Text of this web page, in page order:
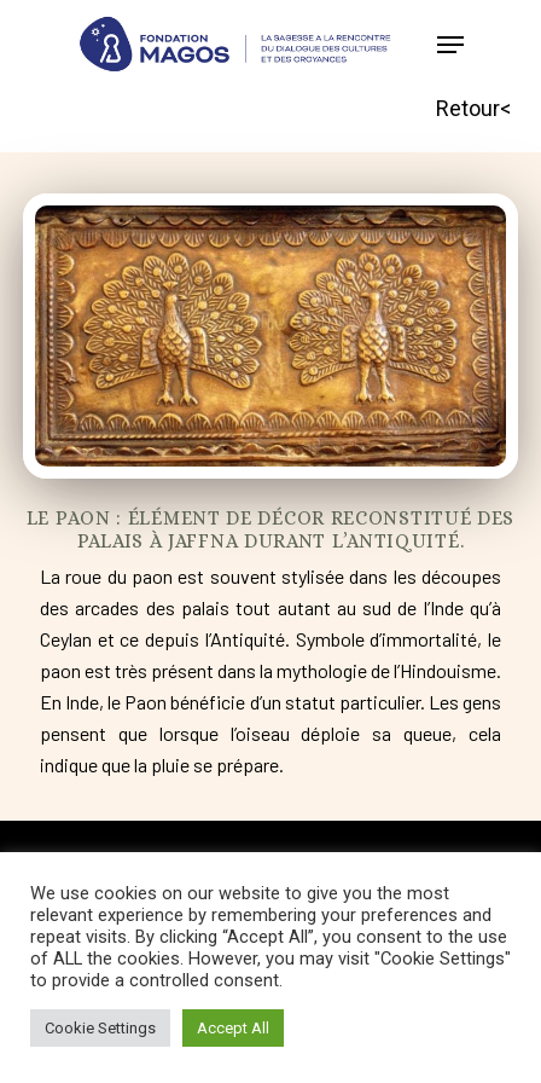
Retour<
LE PAON : ÉLÉMENT DE DÉCOR RECONSTITUÉ DES
PALAIS À JAFFNA DURANT L’ANTIQUITÉ.
La roue du paon est souvent stylisée dans les découpes
des arcades des palais tout autant au sud de l’Inde qu’à
Ceylan et ce depuis l’Antiquité. Symbole d’immortalité, le
paon est très présent dans la mythologie de l’Hindouisme.
En Inde, le Paon bénéficie d’un statut particulier. Les gens
pensent que lorsque l’oiseau déploie sa queue, cela
indique que la pluie se prépare.
Copyright © 2022 Fondation Magos. All
rights reserved
We use cookies on our website to give you the most
relevant experience by remembering your preferences and
repeat visits. By clicking “Accept All”, you consent to the use
of ALL the cookies. However, you may visit "Cookie Settings"
to provide a controlled consent.
Cookie Settings Accept All